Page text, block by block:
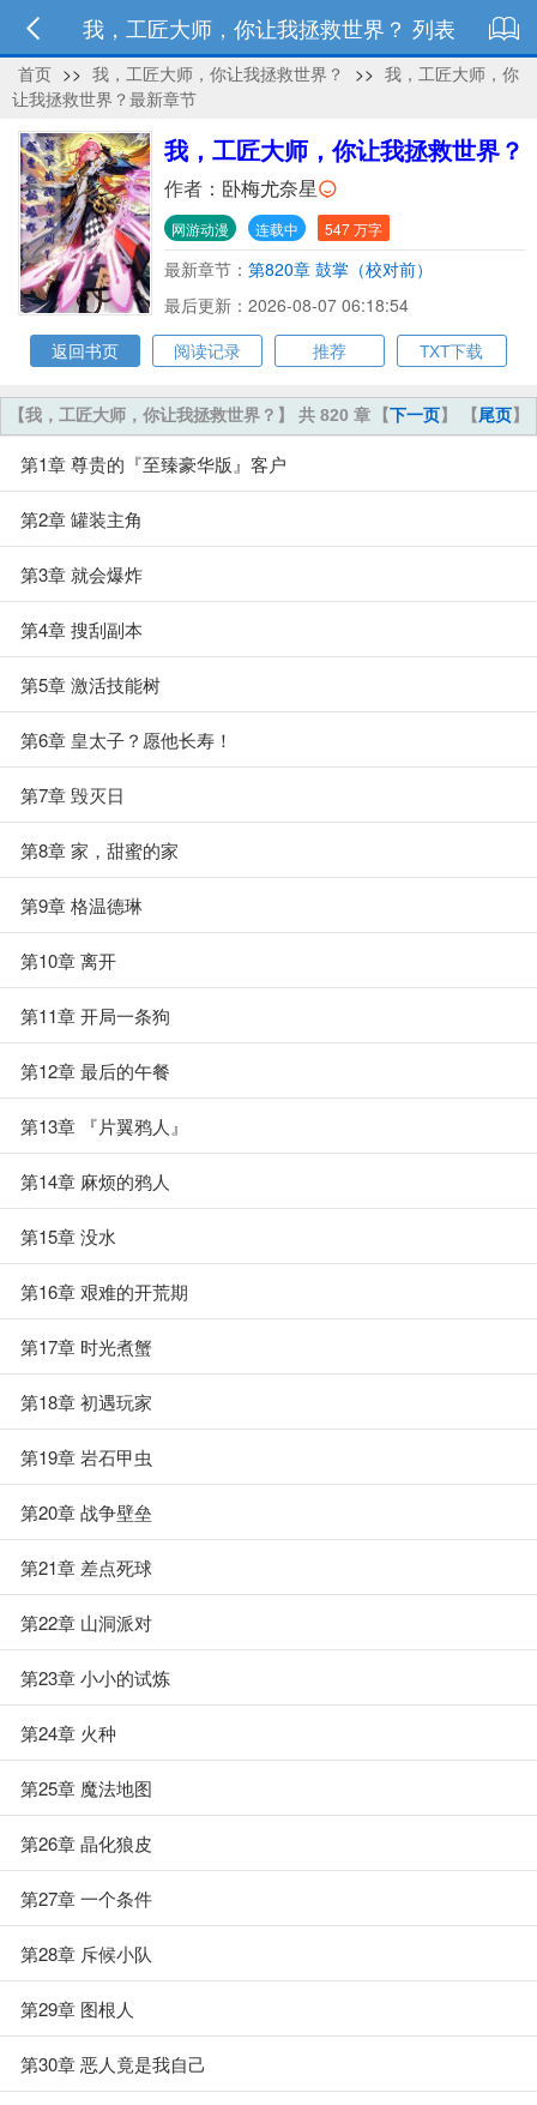
我，工匠大师，你让我拯救世界？ 列表
首页 >> 我，工匠大师，你让我拯救世界？ >> 我，工匠大师，你
让我拯救世界？最新章节
我，工匠大师，你让我拯救世界？
作者： 卧梅尤奈星
网游动漫 连载中 547 万字
最新章节： 第820章 鼓掌（校对前）
最后更新：2026-08-07 06:18:54
返回书页
阅读记录 推荐 TXT下载
【下一页】 【尾页】
【我，工匠大师，你让我拯救世界？】 共 820 章
第1章 尊贵的『至臻豪华版』客户
第2章 罐装主角
第3章 就会爆炸
第4章 搜刮副本
第5章 激活技能树
第6章 皇太子？愿他长寿！
第7章 毁灭日
第8章 家，甜蜜的家
第9章 格温德琳
第10章 离开
第11章 开局一条狗
第12章 最后的午餐
第13章 『片翼鸦人』
第14章 麻烦的鸦人
第15章 没水
第16章 艰难的开荒期
第17章 时光煮蟹
第18章 初遇玩家
第19章 岩石甲虫
第20章 战争壁垒
第21章 差点死球
第22章 山洞派对
第23章 小小的试炼
第24章 火种
第25章 魔法地图
第26章 晶化狼皮
第27章 一个条件
第28章 斥候小队
第29章 图根人
第30章 恶人竟是我自己